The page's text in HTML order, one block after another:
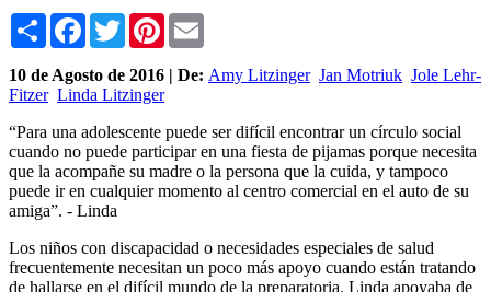
Share Facebook
TwitterPinterest
10 de Agosto de 2016 | De: Amy Litzinger Jan Motriuk Jole Lehr-
Fitzer Linda Litzinger
“Para una adolescente puede ser difícil encontrar un círculo social
cuando no puede participar en una fiesta de pijamas porque necesita
que la acompañe su madre o la persona que la cuida, y tampoco
puede ir en cualquier momento al centro comercial en el auto de su
amiga”. - Linda
Los niños con discapacidad o necesidades especiales de salud
frecuentemente necesitan un poco más apoyo cuando están tratando
de hallarse en el difícil mundo de la preparatoria. Linda apoyaba de